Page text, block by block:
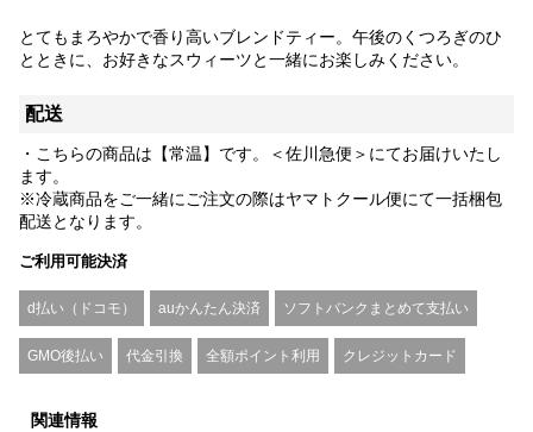
とてもまろやかで香り高いブレンドティー。午後のくつろぎのひ
とときに、お好きなスウィーツと一緒にお楽しみください。
配送
・こちらの商品は【常温】です。＜佐川急便＞にてお届けいたし
ます。
※冷蔵商品をご一緒にご注文の際はヤマトクール便にて一括梱包
配送となります。
ご利用可能決済
d払い（ドコモ） auかんたん決済 ソフトバンクまとめて支払い
GMO後払い 代金引換 全額ポイント利用 クレジットカード
関連情報